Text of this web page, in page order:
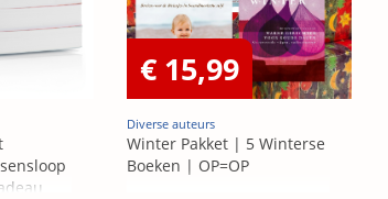
€ 15,99
Diverse auteurs
Winter Pakket | 5 Winterse
Boeken | OP=OP